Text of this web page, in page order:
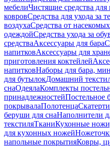
мебелиЧистящие средства
ковровСредства для ухода за
воздухаСредства от насекомых
одеждойСредства ухода за
средстваАксессуары для бара
напитковАксессуары для
приготовления коктейлей
напитковНаборы для бара,
для бутылокДомашний
снаОдеялаКомплекты
принадлежностейПостельное
покрывалаПолотенцаСкатерти
беруши для снаНаполнители
текстиляТканиКухонные
для кухонных ножей
напольные покрытияКовры,